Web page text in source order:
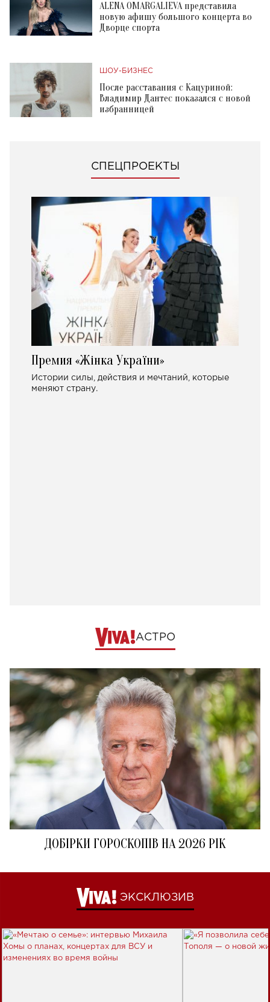
ALENA OMARGALIEVA представила
новую афишу большого концерта во
Дворце спорта
ШОУ-БИЗНЕС
После расставания с Кацуриной:
Владимир Дантес показался с новой
избранницей
СПЕЦПРОЕКТЫ
Премия «Жінка України»
Истории силы, действия и мечтаний, которые
меняют страну.
АСТРО
ДОБІРКИ ГОРОСКОПІВ НА 2026 РІК
ЭКСКЛЮЗИВ